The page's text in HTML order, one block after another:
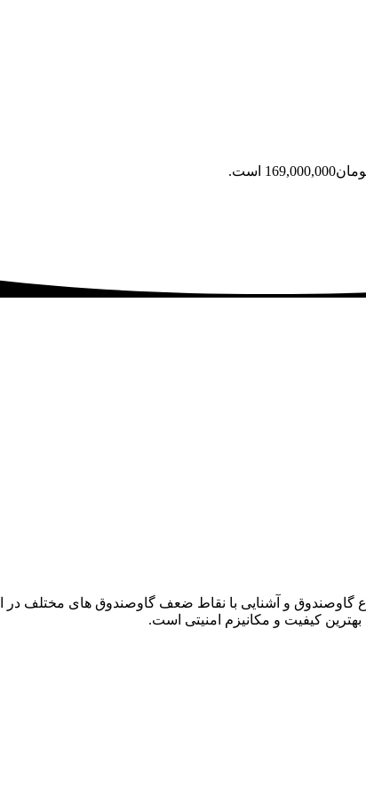
است.
گاوصندوق و آشنایی با نقاط ضعف گاوصندوق های مختلف